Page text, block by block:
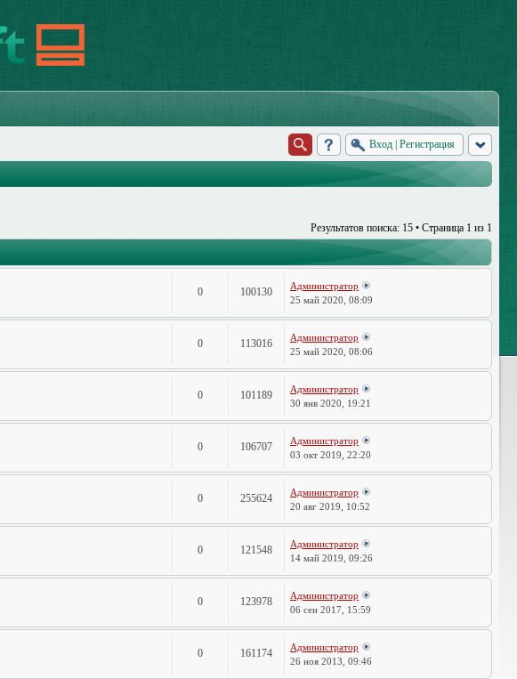
Вход Регистрация
Результатов поиска: 15 • Страница 1 из 1
0 100130
Администратор
25 май 2020, 08:09
0 113016
Администратор
25 май 2020, 08:06
0 101189
Администратор
30 янв 2020, 19:21
0 106707
Администратор
03 окт 2019, 22:20
0 255624
Администратор
20 авг 2019, 10:52
0 121548
Администратор
14 май 2019, 09:26
0 123978
Администратор
06 сен 2017, 15:59
0 161174
Администратор
26 ноя 2013, 09:46